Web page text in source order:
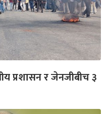
प्रशासन र जेनजीबीच ३